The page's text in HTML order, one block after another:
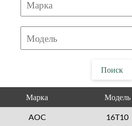
Марка Модель
AOC 16T10